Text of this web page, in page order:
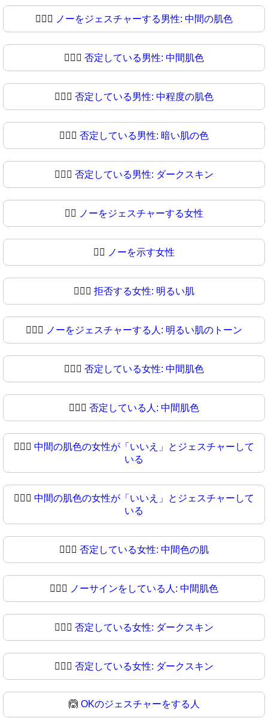
🙅🏽‍♂ ノーをジェスチャーする男性: 中間の肌色
🙅🏾‍♂️ 否定している男性: 中間肌色
🙅🏾‍♂ 否定している男性: 中程度の肌色
🙅🏿‍♂️ 否定している男性: 暗い肌の色
🙅🏿‍♂ 否定している男性: ダークスキン
🙅‍♀️ ノーをジェスチャーする女性
🙅‍♀ ノーを示す女性
🙅🏻‍♀️ 拒否する女性: 明るい肌
🙅🏻‍♀ ノーをジェスチャーする人: 明るい肌のトーン
🙅🏼‍♀️ 否定している女性: 中間肌色
🙅🏼‍♀ 否定している人: 中間肌色
🙅🏽‍♀️ 中間の肌色の女性が「いいえ」とジェスチャーして
いる
🙅🏽‍♀ 中間の肌色の女性が「いいえ」とジェスチャーして
いる
🙅🏾‍♀️ 否定している女性: 中間色の肌
🙅🏾‍♀ ノーサインをしている人: 中間肌色
🙅🏿‍♀️ 否定している女性: ダークスキン
🙅🏿‍♀ 否定している女性: ダークスキン
🙆 OKのジェスチャーをする人